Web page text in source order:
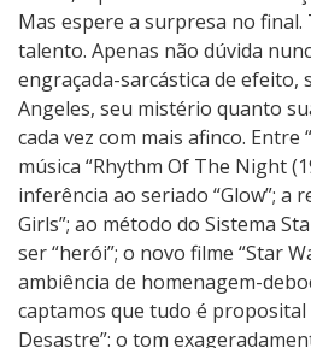
Mas espere a surpresa no final.
talento. Apenas não dúvida
engraçada-sarcástica de efeito,
Angeles, seu mistério quanto
cada vez com mais afinco. Entre
música “Rhythm Of The Night
inferência ao seriado “Glow”; a
Girls”; ao método do Sistema
ser “herói”; o novo filme “Star
ambiência de homenagem-
captamos que tudo é proposital
Desastre”: o tom